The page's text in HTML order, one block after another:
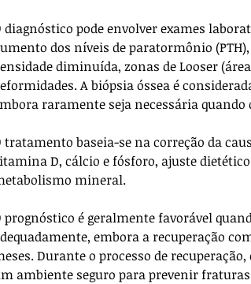
diagnóstico pode envolver exames
dos níveis de paratormônio
diminuída, zonas de Looser
A biópsia óssea é
raramente seja necessária
tratamento baseia-se na correção da
D, cálcio e fósforo, ajuste
mineral.
prognóstico é geralmente favorável
embora a recuperação
Durante o processo de
ambiente seguro para prevenir